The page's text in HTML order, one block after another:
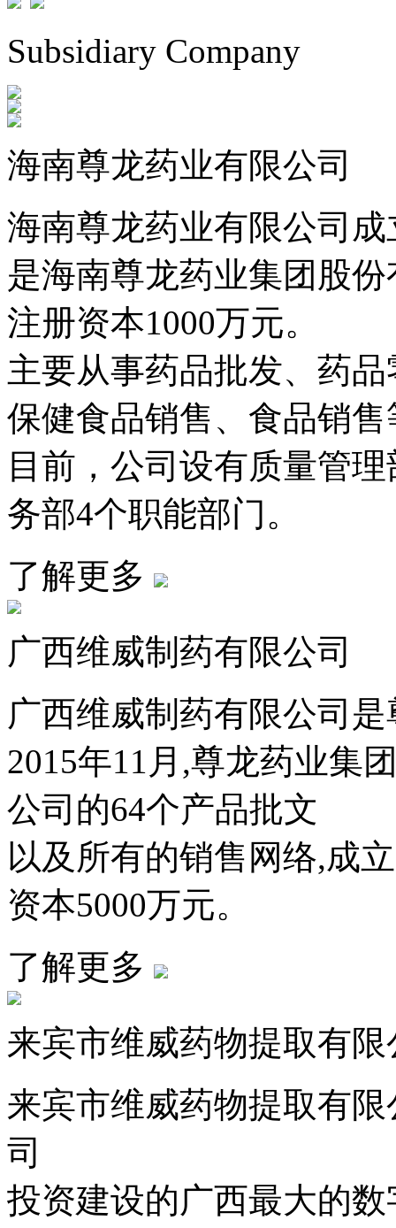
Subsidiary Company
海南尊龙药业有限公司
海南尊龙药业有限公司成
是海南尊龙药业集团股
注册资本1000万元。
主要从事药品批发、药
保健食品销售、食品销
目前，公司设有质量管
务部4个职能部门。
了解更多
广西维威制药有限公司
广西维威制药有限公司
2015年11月,尊龙药业集
公司的64个产品批文
以及所有的销售网络,成
资本5000万元。
了解更多
来宾市维威药物提取有限
来宾市维威药物提取有
司
投资建设的广西最大的